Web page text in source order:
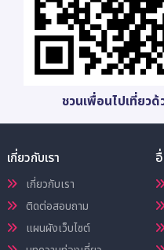
ชวนเพื่อนไปเที่ยว
เกี่ยวกับเรา
เกี่ยวกับเรา
ติดต่อสอบถาม
แผนผังเว็บไซต์